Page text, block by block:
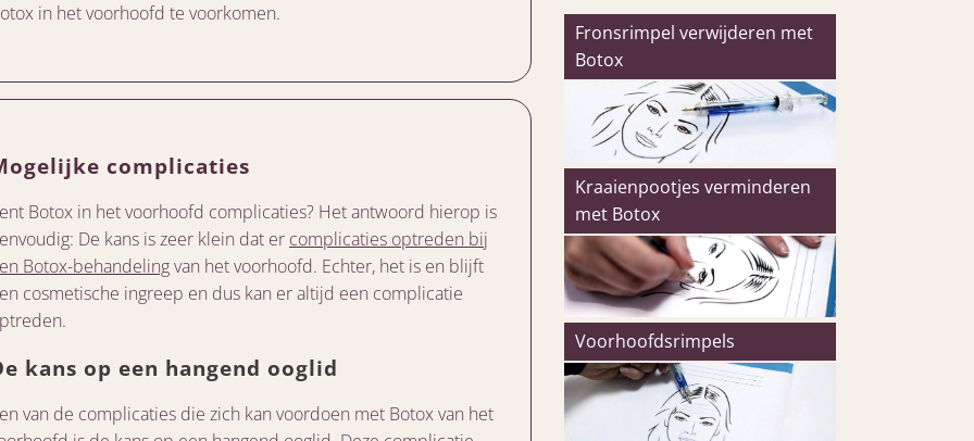
in het voorhoofd te voorkomen.
complicaties
Botox in het voorhoofd complicaties? Het antwoord hierop is
De kans is zeer klein dat er complicaties optreden bij
Botox-behandelingvan het voorhoofd. Echter, het is en blijft
cosmetische ingreep en dus kan er altijd een complicatie
kans op een hangend ooglid
van de complicaties die zich kan voordoen met Botox van het
Fronsrimpel verwijderen met
Botox
Kraaienpootjes verminderen
met Botox
Voorhoofdsrimpels